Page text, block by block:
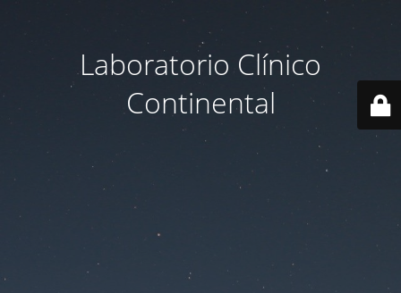
Laboratorio Clínico
Continental